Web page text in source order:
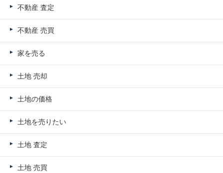
不動産 査定
不動産 売買
家を売る
土地 売却
土地の価格
土地を売りたい
土地 査定
土地 売買